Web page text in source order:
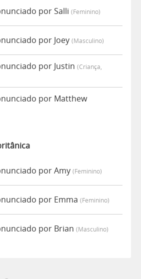
por Salli (feminino)
por Joey (masculino)
por Justin (criança,
por Matthew
por Amy (feminino)
por Emma (feminino)
por Brian (masculino)